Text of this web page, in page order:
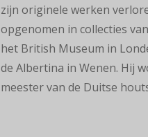
zijn originele werken
opgenomen in collecties
het British Museum in
de Albertina in Wenen. Hij
meester van de Duitse